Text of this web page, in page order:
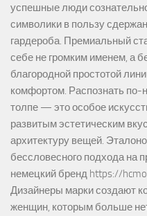
успешные люди
символики в пользу
гардероба. Премиальный
себе не громким именем, а
благородной простотой
комфортом. Распознать
толпе — это особое
развитым эстетическим
архитектуру вещей.
бессловесного подхода на
немецкий бренд https://
Дизайнеры марки создают
женщин, которым больше